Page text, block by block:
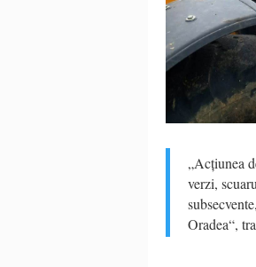
„Acțiunea
verzi,
Oradea“,